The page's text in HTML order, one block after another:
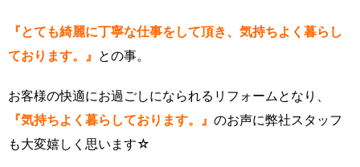
『とても綺麗に丁寧な仕事をして頂き、気持ちよく暮らし
ております。』 との事。
お客様の快適にお過ごしになられるリフォームとなり、
『気持ちよく暮らしております。』 のお声に弊社スタッフ
も大変嬉しく思います☆